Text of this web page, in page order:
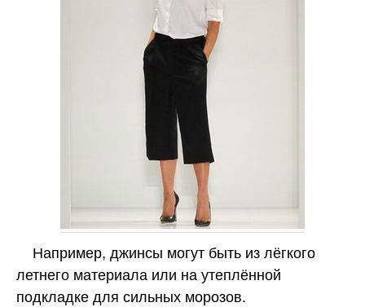
Например, джинсы могут быть из лёгкого
летнего материала или на утеплённой
подкладке для сильных морозов.